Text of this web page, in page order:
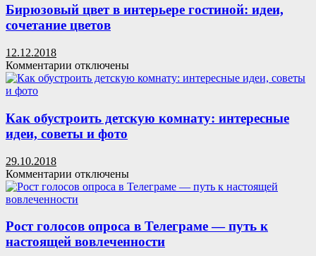
дизайна
коридора
в
Бирюзовый цвет в интерьере гостиной: идеи,
сочетание цветов
12.12.2018
Комментарии к
записи
в
интерьере
гостиной:
цветов
отключены
Как обустроить детскую комнату: интересные
идеи, советы и фото
29.10.2018
Комментарии к
записи
Как
детскую
комнату:
интересные
отключены
Рост голосов опроса в Телеграме — путь к
настоящей вовлеченности